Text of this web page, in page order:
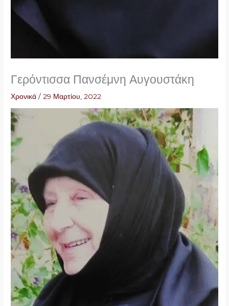
Γερόντισσα Πανσέμνη Αυγουστάκη
Χρονικά /29 Μαρτίου, 2022